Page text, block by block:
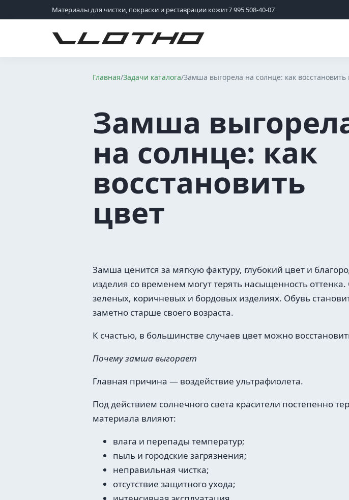
Материалы для чистки, покраски и реставрации кожи+7 995 508-40-07
VLOTHO
Главная/Задачи каталога/Замша выгорела на солнце: как восстановить
Замша
на солнце: как
восстановить
цвет
Замша ценится за мягкую фактуру, глубокий цвет и
изделия со временем могут терять насыщенность
зеленых, коричневых и бордовых изделиях. Обувь
заметно старше своего возраста.
К счастью, в большинстве случаев цвет можно
Почему замша выгорает
Главная причина — воздействие ультрафиолета.
Под действием солнечного света красители постепенно
материала влияют:
влага и перепады температур;
пыль и городские загрязнения;
неправильная чистка;
отсутствие защитного ухода;